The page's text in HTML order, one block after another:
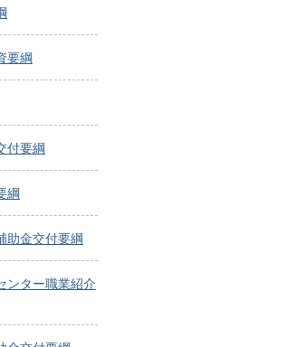
要綱
付要綱
綱
助金交付要綱
ンター職業紹介